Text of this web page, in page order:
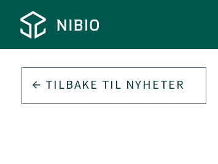
TILBAKE TIL NYHETER